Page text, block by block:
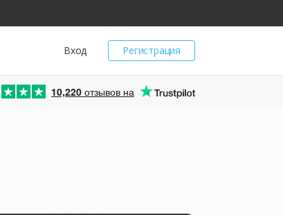
Регистрация
Вход
10,220 отзывов на